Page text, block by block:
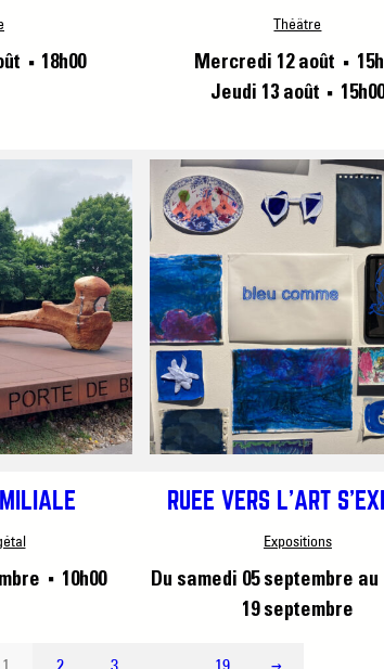
■ 18h00
Théâtre
Mercredi 12 août ■
Jeudi 13 août
■
■ 10h00
RUÉE VERS L’ART
Expositions
Du samedi 05 septembre au
19 septembre
1 2 3 19 →